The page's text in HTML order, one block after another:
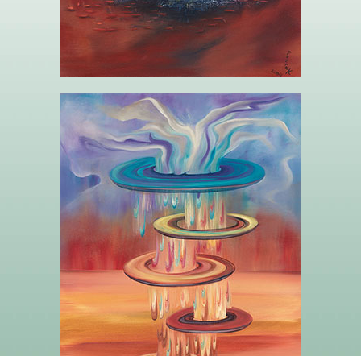
5 CINQ DE DISQUES – L’INQUIÉTUDE